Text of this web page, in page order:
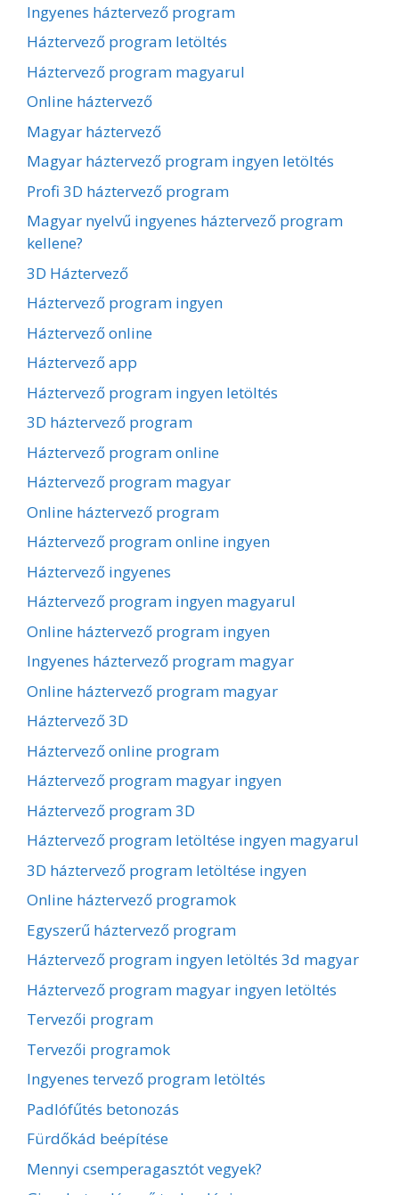
Ingyenes háztervező program
Háztervező program letöltés
Háztervező program magyarul
Online háztervező
Magyar háztervező
Magyar háztervező program ingyen letöltés
Profi 3D háztervező program
Magyar nyelvű ingyenes háztervező program
kellene?
3D Háztervező
Háztervező program ingyen
Háztervező online
Háztervező app
Háztervező program ingyen letöltés
3D háztervező program
Háztervező program online
Háztervező program magyar
Online háztervező program
Háztervező program online ingyen
Háztervező ingyenes
Háztervező program ingyen magyarul
Online háztervező program ingyen
Ingyenes háztervező program magyar
Online háztervező program magyar
Háztervező 3D
Háztervező online program
Háztervező program magyar ingyen
Háztervező program 3D
Háztervező program letöltése ingyen magyarul
3D háztervező program letöltése ingyen
Online háztervező programok
Egyszerű háztervező program
Háztervező program ingyen letöltés 3d magyar
Háztervező program magyar ingyen letöltés
Tervezői program
Tervezői programok
Ingyenes tervező program letöltés
Padlófűtés betonozás
Fürdőkád beépítése
Mennyi csemperagasztót vegyek?